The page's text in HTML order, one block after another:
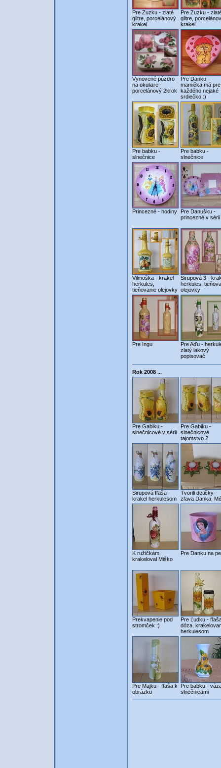
Pre Zuzku - zlaté
glitre, porcelánový
krakel
Pre Zuzku -
glitre,
krakel
Vynovené púzdro
na okuliare -
porcelánový 2krok
Pre Danku -
mamička má pre
každého nejaké
srdiečko :)
Pre babku -
slnečnice
Pre babku -
slnečnice
Princezné - hodiny
Pre Danušku -
princezné v sérii
Vilmoška - krakel
herkules,
tieňovanie olejovky
Sirupová 3 -
herkules,
olejovky
Pre Ingu
Pre Aďu -
zlatý lakový
popisovač
Rok 2008 ...
Pre Gabiku -
slnečnicové v sérii
Pre Gabiku -
slnečnicové
tajomstvo 2
Sirupová fľaša -
krakel herkulesom
Tvorili detičky -
zľava Danka,
K ružičkám,
krakeloval Miško
Pre Danku na
Prekvapenie pod
stromček :)
Pre Ľudku -
dóza,
herkulesom
Pre Majku - fľaša k
obrázku
Pre babku -
slnečnicami